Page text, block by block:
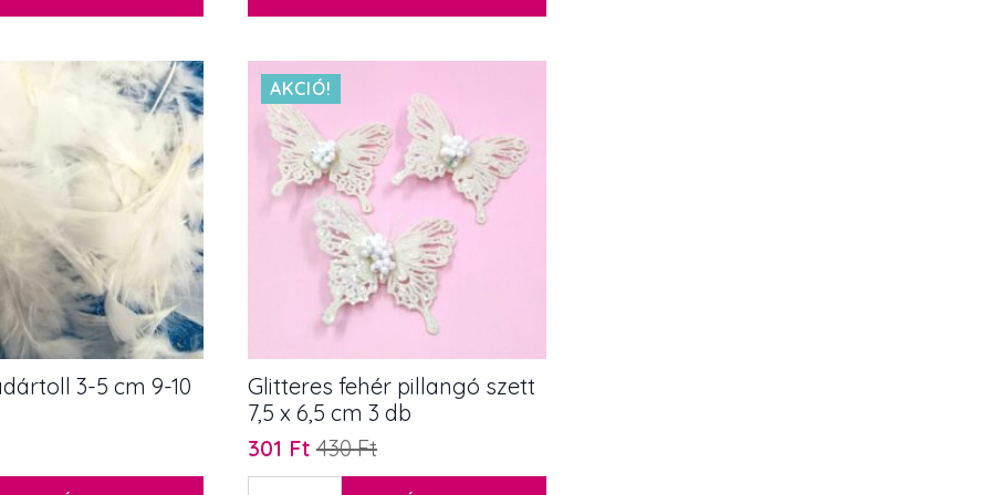
3-5 cm 9-10
AKCIÓ!
Glitteres fehér pillangó szett
7,5 x 6,5 cm 3 db
430Ft
Original
price
301 Ft
Current
price
Glitteres